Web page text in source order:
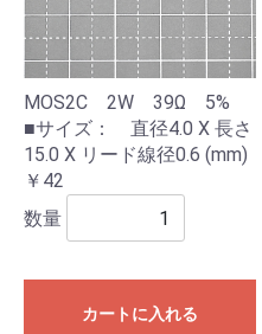
MOS2C 2W 39Ω 5%
■サイズ： 直径4.0 X 長さ
15.0 X リード線径0.6 (mm)
￥42
数量
カートに入れる